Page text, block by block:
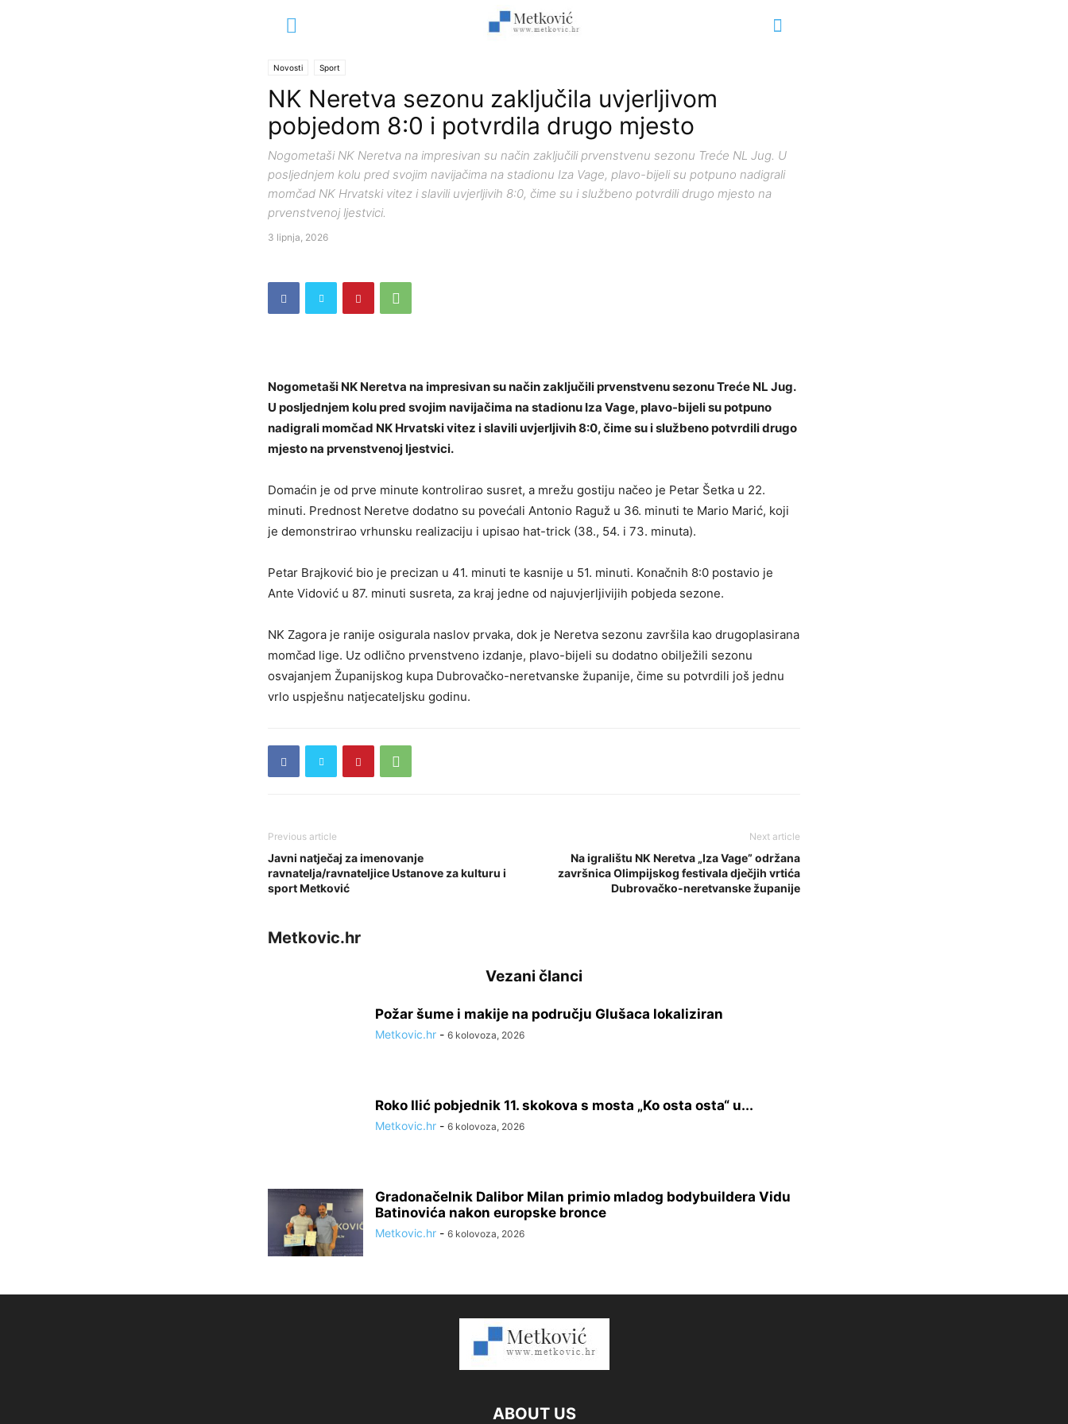
Novosti Sport
NK Neretva sezonu zaključila uvjerljivom
pobjedom 8:0 i potvrdila drugo mjesto
Nogometaši NK Neretva na impresivan su način zaključili prvenstvenu sezonu Treće NL Jug. U
posljednjem kolu pred svojim navijačima na stadionu Iza Vage, plavo-bijeli su potpuno nadigrali
momčad NK Hrvatski vitez i slavili uvjerljivih 8:0, čime su i službeno potvrdili drugo mjesto na
prvenstvenoj ljestvici.
3 lipnja, 2026
Nogometaši NK Neretva na impresivan su način zaključili prvenstvenu sezonu Treće NL Jug.
U posljednjem kolu pred svojim navijačima na stadionu Iza Vage, plavo-bijeli su potpuno
nadigrali momčad NK Hrvatski vitez i slavili uvjerljivih 8:0, čime su i službeno potvrdili drugo
mjesto na prvenstvenoj ljestvici.
Domaćin je od prve minute kontrolirao susret, a mrežu gostiju načeo je Petar Šetka u 22.
minuti. Prednost Neretve dodatno su povećali Antonio Raguž u 36. minuti te Mario Marić, koji
je demonstrirao vrhunsku realizaciju i upisao hat-trick (38., 54. i 73. minuta).
Petar Brajković bio je precizan u 41. minuti te kasnije u 51. minuti. Konačnih 8:0 postavio je
Ante Vidović u 87. minuti susreta, za kraj jedne od najuvjerljivijih pobjeda sezone.
NK Zagora je ranije osigurala naslov prvaka, dok je Neretva sezonu završila kao drugoplasirana
momčad lige. Uz odlično prvenstveno izdanje, plavo-bijeli su dodatno obilježili sezonu
osvajanjem Županijskog kupa Dubrovačko-neretvanske županije, čime su potvrdili još jednu
vrlo uspješnu natjecateljsku godinu.
Previous article
Javni natječaj za imenovanje
ravnatelja/ravnateljice Ustanove za kulturu i
sport Metković
Next article
Na igralištu NK Neretva „Iza Vage” održana
završnica Olimpijskog festivala dječjih vrtića
Dubrovačko-neretvanske županije
Metkovic.hr
Vezani članci
Požar šume i makije na području Glušaca lokaliziran
Metkovic.hr - 6 kolovoza, 2026
Roko Ilić pobjednik 11. skokova s mosta „Ko osta osta“ u...
Metkovic.hr - 6 kolovoza, 2026
Gradonačelnik Dalibor Milan primio mladog bodybuildera Vidu
Batinovića nakon europske bronce
Metkovic.hr - 6 kolovoza, 2026
ABOUT US